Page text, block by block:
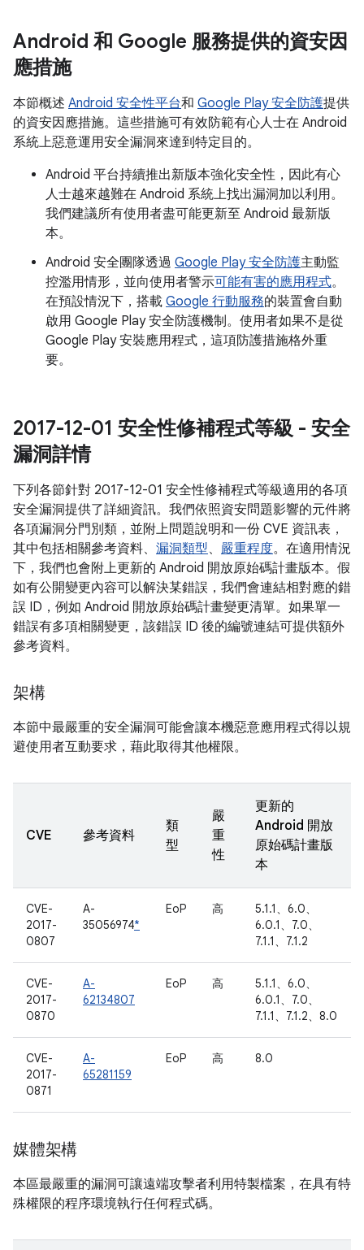
Android 和 Google 服務提供的資安因
應措施
本節概述 Android 安全性平台和 Google Play 安全防護提供
的資安因應措施。這些措施可有效防範有心人士在 Android
系統上惡意運用安全漏洞來達到特定目的。
Android 平台持續推出新版本強化安全性，因此有心
人士越來越難在 Android 系統上找出漏洞加以利用。
我們建議所有使用者盡可能更新至 Android 最新版
本。
Android 安全團隊透過 Google Play 安全防護主動監
控濫用情形，並向使用者警示可能有害的應用程式。
在預設情況下，搭載 Google 行動服務的裝置會自動
啟用 Google Play 安全防護機制。使用者如果不是從
Google Play 安裝應用程式，這項防護措施格外重
要。
2017-12-01 安全性修補程式等級 - 安全
漏洞詳情
下列各節針對 2017-12-01 安全性修補程式等級適用的各項
安全漏洞提供了詳細資訊。我們依照資安問題影響的元件將
各項漏洞分門別類，並附上問題說明和一份 CVE 資訊表，
其中包括相關參考資料、 漏洞類型、 嚴重程度。在適用情況
下，我們也會附上更新的 Android 開放原始碼計畫版本。假
如有公開變更內容可以解決某錯誤，我們會連結相對應的錯
誤 ID，例如 Android 開放原始碼計畫變更清單。如果單一
錯誤有多項相關變更，該錯誤 ID 後的編號連結可提供額外
參考資料。
架構
本節中最嚴重的安全漏洞可能會讓本機惡意應用程式得以規
避使用者互動要求，藉此取得其他權限。
CVE 參考資料
類
型
嚴
重
性
更新的
Android 開放
原始碼計畫版
本
CVE-
2017-
0807
A-
35056974*
EoP 高
5.1.1、6.0、
6.0.1、7.0、
7.1.1、7.1.2
CVE-
2017-
0870
A-
62134807
EoP 高
5.1.1、6.0、
6.0.1、7.0、
7.1.1、7.1.2、8.0
CVE-
2017-
0871
A-
65281159
EoP 高 8.0
媒體架構
本區最嚴重的漏洞可讓遠端攻擊者利用特製檔案，在具有特
殊權限的程序環境執行任何程式碼。